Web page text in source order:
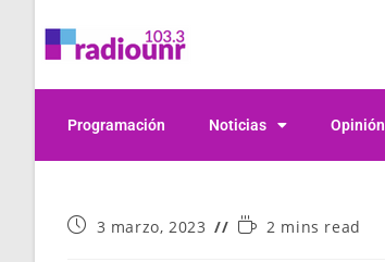
Programación Noticias Opinión
3 marzo, 2023 2 mins read